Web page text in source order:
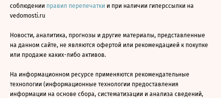
соблюдении правил перепечатки и при наличии гиперссылки на
vedomosti.ru
Новости, аналитика, прогнозы и другие материалы, представленные
на данном сайте, не являются офертой или рекомендацией к покупке
или продаже каких-либо активов.
На информационном ресурсе применяются рекомендательные
технологии (информационные технологии предоставления
информации на основе сбора, систематизации и анализа сведений,